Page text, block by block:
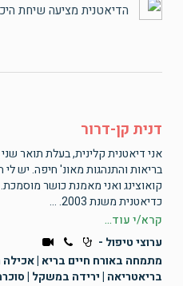
הדיאטנית מציעה שיחת
דנית קן-דרור
אני דיאטנית קלינית, בעלת תואר
בריאות והתנהגות מאונ' חיפה. יש לי
קואוצינג ואני מאמנת כושר
כדיאטנית משנת 2003. ...
קרא/י עוד...
ערוצי טיפול -
מתמחה באורח חיים בריא |
בריאטריאה | ירידה במשקל |